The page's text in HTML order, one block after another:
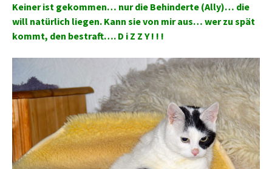
Keiner ist gekommen… nur die Behinderte (Ally)… die
will natürlich liegen. Kann sie von mir aus… wer zu spät
kommt, den bestraft…. D i Z Z Y ! ! !